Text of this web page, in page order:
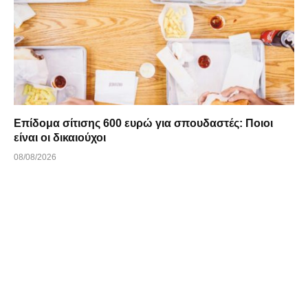
Επίδομα σίτισης 600 ευρώ για σπουδαστές: Ποιοι
είναι οι δικαιούχοι
08/08/2026